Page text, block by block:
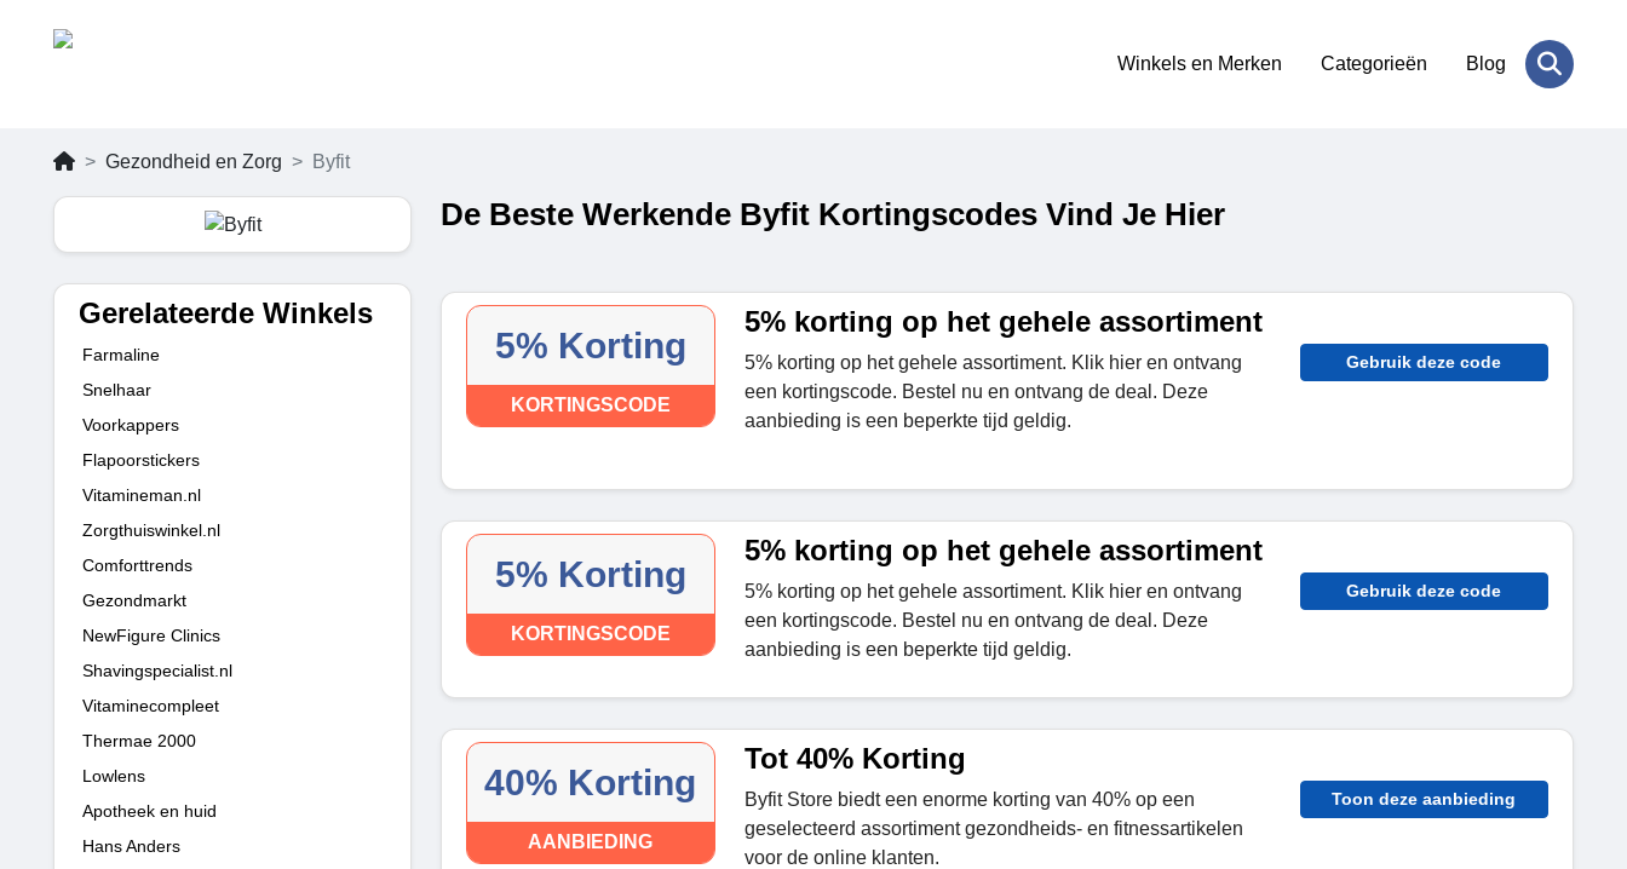
Winkels en Merken Categorieën Blog
Gezondheid en Zorg Byfit
Gerelateerde Winkels
Farmaline
Snelhaar
Voorkappers
Flapoorstickers
Vitamineman.nl
Zorgthuiswinkel.nl
Comforttrends
Gezondmarkt
NewFigure Clinics
Shavingspecialist.nl
Vitaminecompleet
Thermae 2000
Lowlens
Apotheek en huid
Hans Anders
De Beste Werkende Byfit Kortingscodes Vind Je Hier
5% Korting
KORTINGSCODE
5% korting op het gehele assortiment
5% korting op het gehele assortiment. Klik hier en ontvang
een kortingscode. Bestel nu en ontvang de deal. Deze
aanbieding is een beperkte tijd geldig.
Gebruik deze code
5% Korting
KORTINGSCODE
5% korting op het gehele assortiment
5% korting op het gehele assortiment. Klik hier en ontvang
een kortingscode. Bestel nu en ontvang de deal. Deze
aanbieding is een beperkte tijd geldig.
Gebruik deze code
40% Korting
AANBIEDING
Tot 40% Korting
Byfit Store biedt een enorme korting van 40% op een
geselecteerd assortiment gezondheids- en fitnessartikelen
voor de online klanten.
Toon deze aanbieding